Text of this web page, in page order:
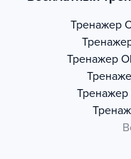
Тренажер
Тренажер
Тренажер